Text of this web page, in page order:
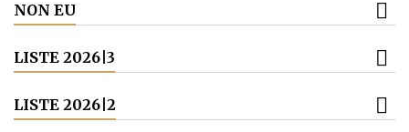
NON EU
LISTE 2026|3
LISTE 2026|2